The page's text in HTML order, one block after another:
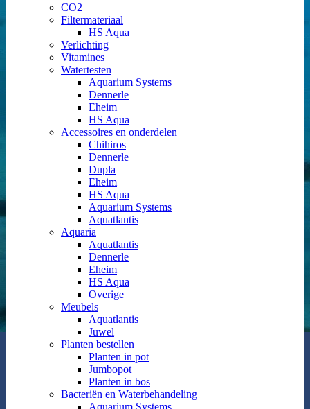
CO2
Filtermateriaal
HS Aqua
Verlichting
Vitamines
Watertesten
Aquarium Systems
Dennerle
Eheim
HS Aqua
Accessoires en onderdelen
Chihiros
Dennerle
Dupla
Eheim
HS Aqua
Aquarium Systems
Aquatlantis
Aquaria
Aquatlantis
Dennerle
Eheim
HS Aqua
Overige
Meubels
Aquatlantis
Juwel
Planten bestellen
Planten in pot
Jumbopot
Planten in bos
Bacteriën en Waterbehandeling
Aquarium Systems